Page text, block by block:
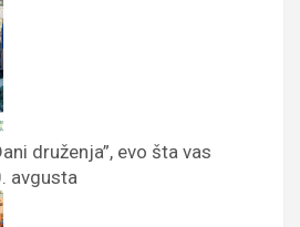
druženja”, evo šta vas
avgusta